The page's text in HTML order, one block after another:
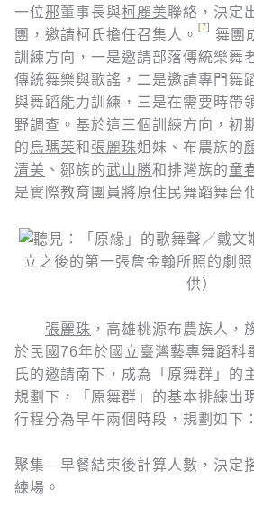
一位郉董事長與柯麗美聯絡，決定
團，邀請柯 氏擔任召集人。 [7]
舞團
訓練方向，一是邀請部落傳統樂舞
傳統舞樂與歌謠，二是邀請專門舞
與舞蹈能力訓練，三是在需要時帶
野調查。基於這三個訓練方向，初
的 烏瑪芙和 張麗珠姐妹、布農族的
清美 、鄒族的武山勝和排灣族的童
是實際教育團員將原住民舞蹈舞台
立之後的第一張詹金翰所照的劇照
供）
張麗珠 ，高雄桃源布農族人，
於民國76年於國立臺灣藝專舞蹈科
氏的邀請南下，成為「原舞群」的
規劃下，「原舞群」的基本排練出
行程分為早午兩個時段，規劃如下：
聚集—早餐結束後計算人數，決定
練場。